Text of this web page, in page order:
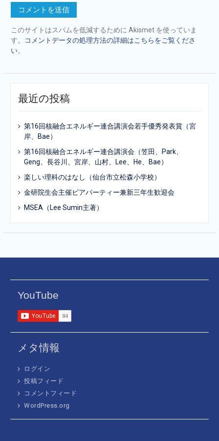
このサイトはスパムを低減するために Akismet を使っていま
す。
コメントデータの処理方法の詳細はこちらをご覧くださ
い。
最近の投稿
第16回核融合エネルギー連合講演会若手優秀発表賞（宮
岸、Bae）
第16回核融合エネルギー連合講演会（笠田、Park、
Geng、長谷川、宮岸、山村、Lee、He、Bae）
楽しい理科のはなし（仙台市立松森小学校）
金研院生会主催ビアパーティー兼新三年生歓迎会
MSEA（Lee Sumin主著）
YouTube
メタ情報
ログイン
投稿フィード
コメントフィード
WordPress.org